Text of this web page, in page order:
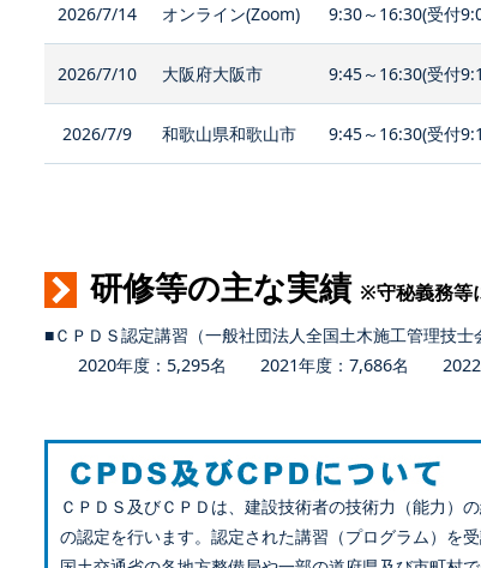
2026/7/14 オンライン(Zoom) 9:30～16:30(受付
2026/7/10 大阪府大阪市 9:45～16:30(受付
2026/7/9 和歌山県和歌山市 9:45～16:30(受付
研修等の主な実績 ※守秘義務等
■ＣＰＤＳ認定講習（一般社団法人全国土木施工管理技士
2020年度：5,295名 2021年度：7,686名 2022
ＣＰＤＳ及びＣＰＤは、建設技術者の技術力（能力）
の認定を行います。認定された講習（プログラム）を